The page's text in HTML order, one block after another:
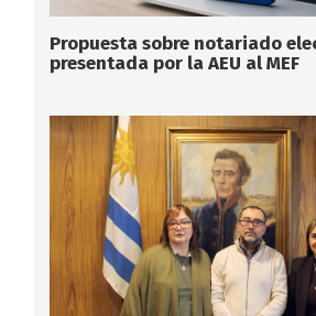
Propuesta sobre notariado
presentada por la AEU al MEF